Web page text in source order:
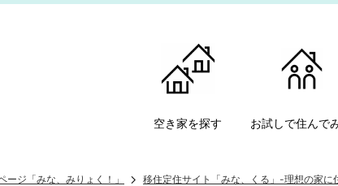
空き家を探す お試しで住んで
ジ「みな、みりょく！」
移住定住サイト「みな、くる」-理想の家